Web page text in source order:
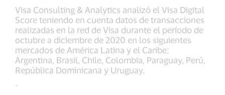
Visa Consulting & Analytics analizó el Visa Digital
Score teniendo en cuenta datos de transacciones
realizadas en la red de Visa durante el período de
octubre a diciembre de 2020 en los siguientes
mercados de América Latina y el Caribe:
Argentina, Brasil, Chile, Colombia, Paraguay, Perú,
República Dominicana y Uruguay.
-